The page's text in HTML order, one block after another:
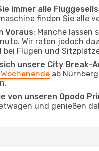
immer alle
finden Sie alle
Voraus: Manche lassen
Wir raten jedoch
bei Flügen und
unsere City Break-
ab
von unseren Opodo
und genießen